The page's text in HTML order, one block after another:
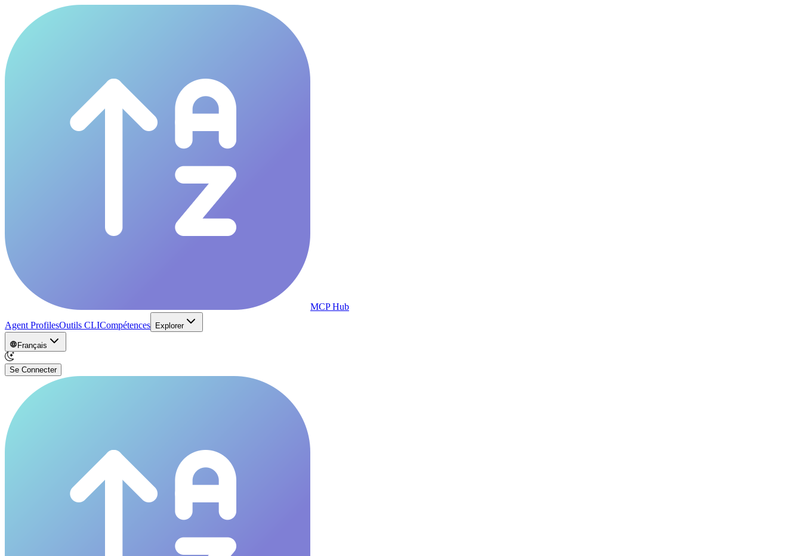
MCP Hub
Agent ProfilesOutils CLICompétences Explorer
Français
Se Connecter